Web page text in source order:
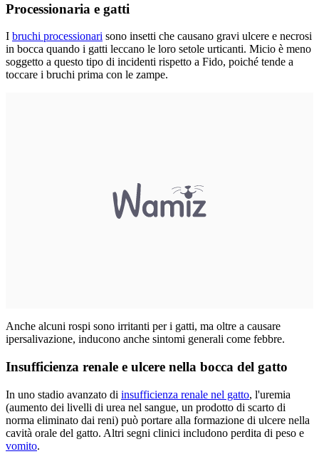
Processionaria e gatti
I bruchi processionari sono insetti che causano gravi ulcere e necrosi
in bocca quando i gatti leccano le loro setole urticanti. Micio è meno
soggetto a questo tipo di incidenti rispetto a Fido, poiché tende a
toccare i bruchi prima con le zampe.
Anche alcuni rospi sono irritanti per i gatti, ma oltre a causare
ipersalivazione, inducono anche sintomi generali come febbre.
Insufficienza renale e ulcere nella bocca del gatto
In uno stadio avanzato di insufficienza renale nel gatto, l'uremia
(aumento dei livelli di urea nel sangue, un prodotto di scarto di
norma eliminato dai reni) può portare alla formazione di ulcere nella
cavità orale del gatto. Altri segni clinici includono perdita di peso e
vomito.